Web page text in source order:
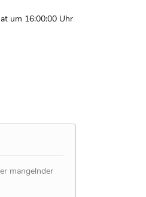
um 16:00:00 Uhr
mangelnder